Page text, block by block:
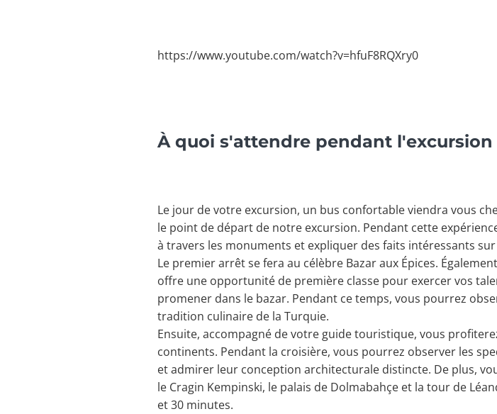
https://www.youtube.com/watch?v=hfuF8RQXry0
À quoi s'attendre pendant
Le jour de votre excursion, un bus confortable viendra vous
le point de départ de notre excursion. Pendant cette
à travers les monuments et expliquer des faits intéressants
Le premier arrêt se fera au célèbre Bazar aux Épices.
offre une opportunité de première classe pour exercer vos
promener dans le bazar. Pendant ce temps, vous pourrez
tradition culinaire de la Turquie.
Ensuite, accompagné de votre guide touristique, vous
continents. Pendant la croisière, vous pourrez observer les
et admirer leur conception architecturale distincte. De plus,
le Cragin Kempinski, le palais de Dolmabahçe et la tour de
et 30 minutes.